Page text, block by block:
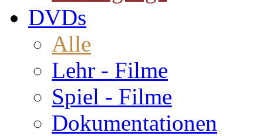
DVDs
Alle
Lehr - Filme
Spiel - Filme
Dokumentationen